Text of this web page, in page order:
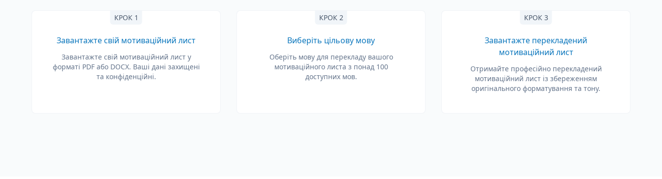
КРОК 1
Завантажте свій мотиваційний лист
Завантажте свій мотиваційний лист у
форматі PDF або DOCX. Ваші дані захищені
та конфіденційні.
КРОК 2
Виберіть цільову мову
Оберіть мову для перекладу вашого
мотиваційного листа з понад 100
доступних мов.
КРОК 3
Завантажте перекладений
мотиваційний лист
Отримайте професійно перекладений
мотиваційний лист із збереженням
оригінального форматування та тону.